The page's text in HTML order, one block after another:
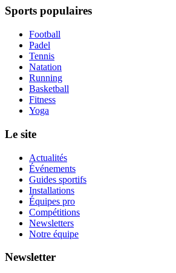
Sports populaires
Football
Padel
Tennis
Natation
Running
Basketball
Fitness
Yoga
Le site
Actualités
Événements
Guides sportifs
Installations
Équipes pro
Compétitions
Newsletters
Notre équipe
Newsletter